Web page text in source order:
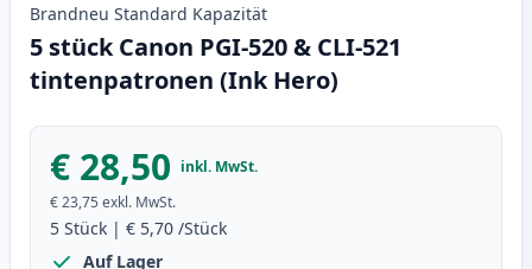
Brandneu Standard Kapazität
5 stück Canon PGI-520 & CLI-521
tintenpatronen (Ink Hero)
€ 28,50 inkl. MwSt.
€ 23,75 exkl. MwSt.
5 Stück | € 5,70 /Stück
Auf Lager